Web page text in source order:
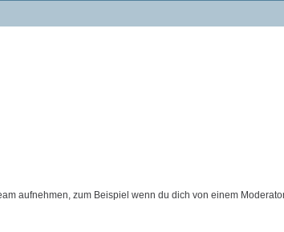
aufnehmen, zum Beispiel wenn du dich von einem